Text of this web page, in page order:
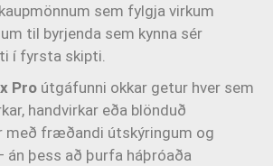
sem fylgja virkum
til byrjenda sem kynna sér
í fyrsta skipti.
Pro útgáfunni okkar getur hver sem
handvirkar eða blönduð
með fræðandi útskýringum og
án þess að þurfa háþróaða